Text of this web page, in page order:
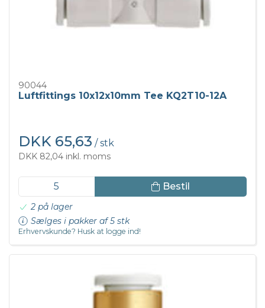
90044
Luftfittings 10x12x10mm Tee KQ2T10-12A
DKK 65,63 / stk
DKK 82,04 inkl. moms
Bestil
2 på lager
Sælges i pakker af 5 stk
Erhvervskunde? Husk at logge ind!